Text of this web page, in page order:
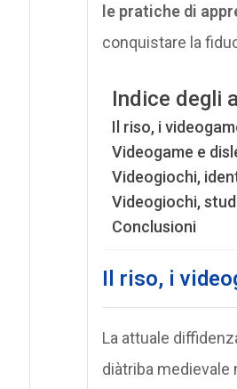
le pratiche di
conquistare la
Indice degli
Il riso, i
Videogame e
Videogiochi,
Videogiochi,
Conclusioni
Il riso, i
La attuale
diàtriba medievale